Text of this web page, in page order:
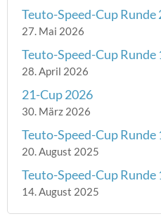
Teuto-Speed-Cup Runde
27. Mai 2026
Teuto-Speed-Cup Runde
28. April 2026
21-Cup 2026
30. März 2026
Teuto-Speed-Cup Runde
20. August 2025
Teuto-Speed-Cup Runde
14. August 2025